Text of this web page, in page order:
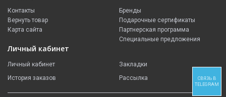
Контакты
Вернуть товар
Карта сайта
Бренды
Подарочные сертификаты
Партнерская программа
Специальные предложения
Личный кабинет
Личный кабинет
История заказов
Закладки
Рассылка
СВЯЗЬ В
TELEGRAM